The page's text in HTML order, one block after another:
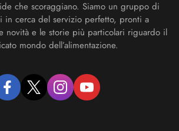
che scoraggiano. Siamo un gruppo di
in cerca del servizio perfetto, pronti a
novità e le storie più particolari riguardo il
mondo dell’alimentazione.
facebooktwitter instagramyoutube